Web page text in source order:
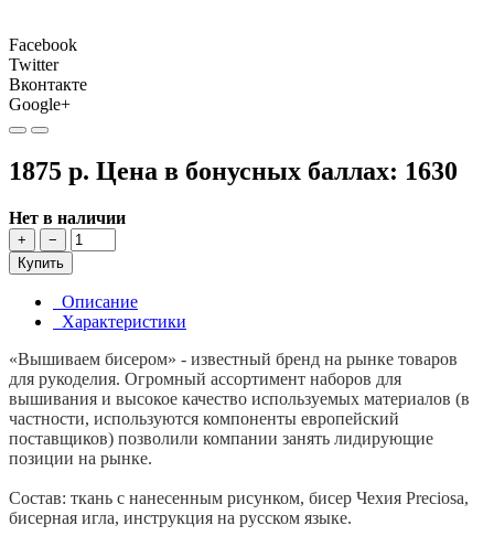
Facebook
Twitter
Вконтакте
Google+
1875 р. Цена в бонусных баллах: 1630
Нет в наличии
+
−
Купить
Описание
Характеристики
«Вышиваем бисером» - известный бренд на рынке товаров
для рукоделия. Огромный ассортимент наборов для
вышивания и высокое качество используемых материалов (в
частности, используются компоненты европейский
поставщиков) позволили компании занять лидирующие
позиции на рынке.
Состав: ткань с нанесенным рисунком, бисер Чехия Preciosa,
бисерная игла, инструкция на русском языке.